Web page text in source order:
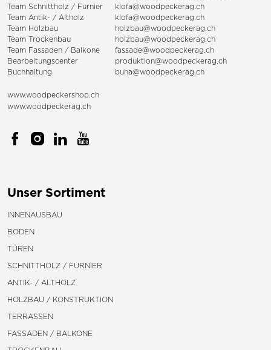
Team Schnittholz / Furnier
klofa@woodpeckerag.ch
Team Antik- / Altholz
klofa@woodpeckerag.ch
Team Holzbau
holzbau@woodpeckerag.ch
Team Trockenbau
holzbau@woodpeckerag.ch
Team Fassaden / Balkone
fassade@woodpeckerag.ch
Bearbeitungscenter
produktion@woodpeckerag.ch
Buchhaltung
buha@woodpeckerag.ch
www.woodpeckershop.ch
www.woodpeckerag.ch
Unser Sortiment
INNENAUSBAU
BODEN
TÜREN
SCHNITTHOLZ / FURNIER
ANTIK- / ALTHOLZ
HOLZBAU / KONSTRUKTION
TERRASSEN
FASSADEN / BALKONE